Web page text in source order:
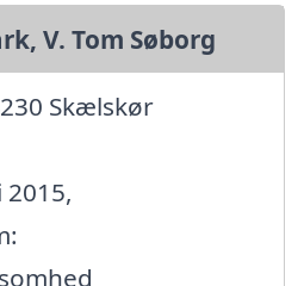
V. Tom Søborg
Skælskør